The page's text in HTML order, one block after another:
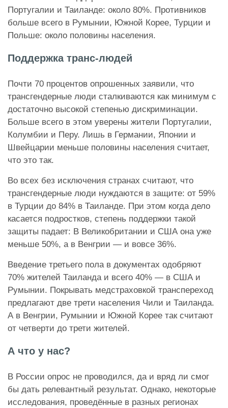
Португалии и Таиланде: около 80%. Противников
больше всего в Румынии, Южной Корее, Турции и
Польше: около половины населения.
Поддержка транс-людей
Почти 70 процентов опрошенных заявили, что
трансгендерные люди сталкиваются как минимум с
достаточно высокой степенью дискриминации.
Больше всего в этом уверены жители Португалии,
Колумбии и Перу. Лишь в Германии, Японии и
Швейцарии меньше половины населения считает,
что это так.
Во всех без исключения странах считают, что
трансгендерные люди нуждаются в защите: от 59%
в Турции до 84% в Таиланде. При этом когда дело
касается подростков, степень поддержки такой
защиты падает: В Великобритании и США она уже
меньше 50%, а в Венгрии — и вовсе 36%.
Введение третьего пола в документах одобряют
70% жителей Таиланда и всего 40% — в США и
Румынии. Покрывать медстраховкой транспереход
предлагают две трети населения Чили и Таиланда.
А в Венгрии, Румынии и Южной Корее так считают
от четверти до трети жителей.
А что у нас?
В России опрос не проводился, да и вряд ли смог
бы дать релевантный результат. Однако, некоторые
исследования, проведённые в разных регионах